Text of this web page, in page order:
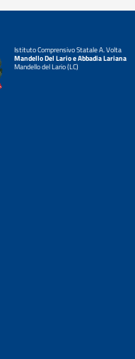
Istituto Comprensivo Statale A. Volta
Mandello Del Lario e Abbadia Lariana
Mandello del Lario (LC)